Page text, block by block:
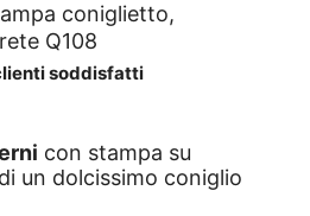
coniglietto,
Q108
soddisfatti
con stampa su
un dolcissimo coniglio